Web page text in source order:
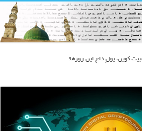
بیت کوین، پولِ داغ این روزها!